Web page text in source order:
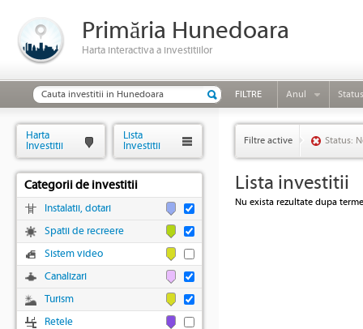
Primăria Hunedoara
Harta interactiva a investitiilor
FILTRE Anul Status
Filtre active Status:
Lista investitii
Nu exista rezultate dupa
Harta
Investitii
Lista
Investitii
Categorii de investitii
Instalatii, dotari
Spatii de recreere
Sistem video
Canalizari
Turism
Retele